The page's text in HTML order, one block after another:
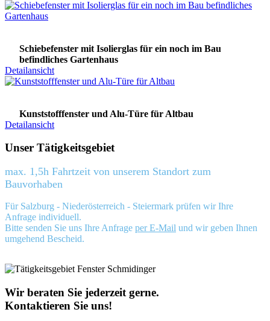
Schiebefenster mit Isolierglas für ein noch im Bau
befindliches Gartenhaus
Detailansicht
Kunststofffenster und Alu-Türe für Altbau
Detailansicht
Unser Tätigkeitsgebiet
max. 1,5h Fahrtzeit von unserem Standort zum
Bauvorhaben
Für Salzburg - Niederösterreich - Steiermark prüfen wir Ihre
Anfrage individuell.
Bitte senden Sie uns Ihre Anfrage per E-Mail und wir geben Ihnen
umgehend Bescheid.
Wir beraten Sie jederzeit gerne.
Kontaktieren Sie uns!